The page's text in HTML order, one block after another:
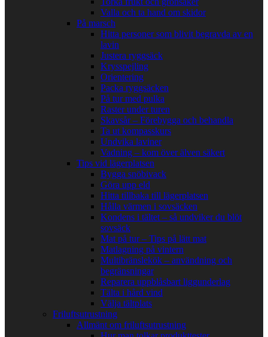
Valla och ta hand om skidor
På marsch
Hitta personer som blivit begravda av en
lavin
Justera ryggsäck
Krysspejling
Orientering
Packa ryggsäcken
På tur med pulka
Raster under turen
Skavsår – Förebygga och behandla
Ta ut kompasskurs
Undvika laviner
Vadning – kom över älven säkert
Tips vid lägerplatsen
Bygga snöbivack
Göra upp eld
Hitta tillbaka till lägerplatsen
Hålla värmen i sovsäcken
Kondens i tältet – så undviker du blöt
sovsäck
Mat på tur – Tips på lätt mat
Matlagning på vintern
Multibränslekök – användning och
begränsningar
Reparera uppblåsbart liggunderlag
Tälta i hård vind
Välja tältplats
Friluftsutrustning
Allmänt om friluftsutrustning